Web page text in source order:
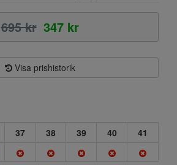
695 kr 347 kr
Visa prishistorik
37 38 39 40
41